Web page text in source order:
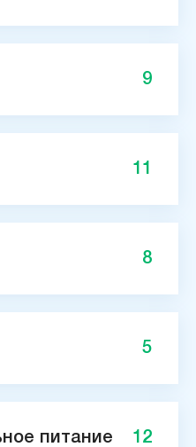
9
11
8
5
питание 12